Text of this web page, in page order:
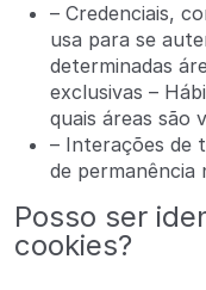
– Credenciais,
usa para se
determinadas
exclusivas –
quais áreas são
– Interações de
de permanência
Posso ser
cookies?